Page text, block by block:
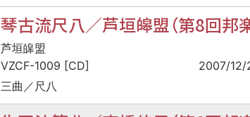
琴古流尺八／芦垣皞盟（第8回邦
芦垣皞盟
VZCF-1009 [CD]
2007/12/
三曲／尺八